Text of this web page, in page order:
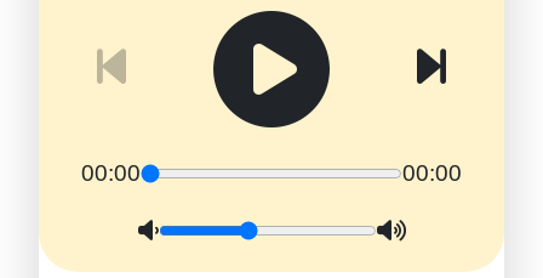
00:00 00:00